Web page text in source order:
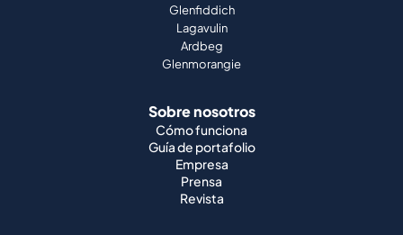
Glenfiddich
Lagavulin
Ardbeg
Glenmorangie
Sobre nosotros
Cómo funciona
Guía de portafolio
Empresa
Prensa
Revista